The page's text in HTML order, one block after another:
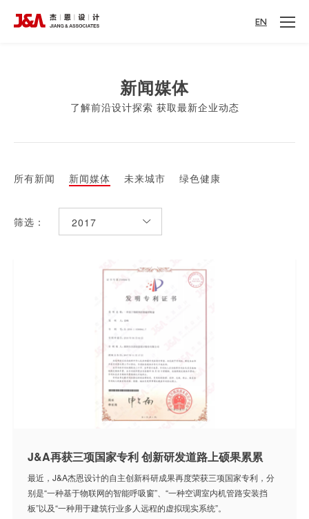
EN
新闻媒体
了解前沿设计探索 获取最新企业动态
所有新闻 新闻媒体 未来城市 绿色健康
筛选： 2017
J&A再获三项国家专利 创新研发道路上硕果累累
最近，J&A杰恩设计的自主创新科研成果再度荣获三项国家专利，分
别是“一种基于物联网的智能呼吸窗”、“一种空调室内机管路安装挡
板”以及“一种用于建筑行业多人远程的虚拟现实系统”。